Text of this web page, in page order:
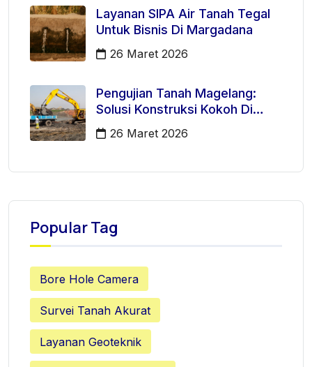
Layanan SIPA Air Tanah Tegal
Untuk Bisnis Di Margadana
26 Maret 2026
Pengujian Tanah Magelang:
Solusi Konstruksi Kokoh Di
Mertoyudan
26 Maret 2026
Popular Tag
Bore Hole Camera
Survei Tanah Akurat
Layanan Geoteknik